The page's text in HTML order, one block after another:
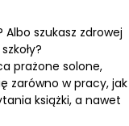
szukasz zdrowej
prażone solone,
zarówno w pracy, jak
książki, a nawet